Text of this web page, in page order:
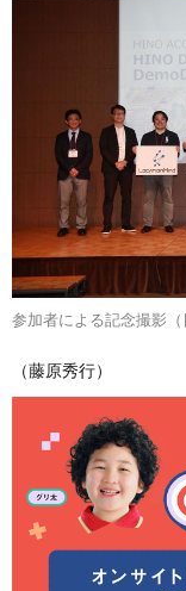
参加者による記念撮影（
（藤原秀行）